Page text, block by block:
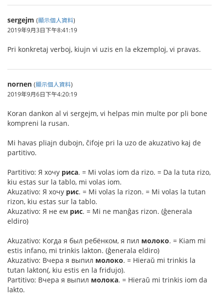
sergejm (顯示個人資料)
2019年9月3日下午8:41:19
Pri konkretaj verboj, kiujn vi uzis en la ekzemploj, vi pravas.
nornen (顯示個人資料)
2019年9月6日下午4:20:19
Koran dankon al vi sergejm, vi helpas min multe por pli bone
kompreni la rusan.
Mi havas pliajn dubojn, ĉifoje pri la uzo de akuzativo kaj de
partitivo.
Partitivo: Я хочу риса. = Mi volas iom da rizo. = Da la tuta rizo,
kiu estas sur la tablo, mi volas iom.
Akuzativo: Я хочу рис. = Mi volas la rizon. = Mi volas la tutan
rizon, kiu estas sur la tablo.
Akuzativo: Я не ем рис. = Mi ne manĝas rizon. (ĝenerala
eldiro)
Akuzativo: Когда я был ребёнком, я пил молоко. = Kiam mi
estis infano, mi trinkis lakton. (ĝenerala eldiro)
Akuzativo: Вчера я выпил молоко. = Hieraŭ mi trinkis la
tutan lakton(, kiu estis en la fridujo).
Partitivo: Вчера я выпил молока. = Hieraŭ mi trinkis iom da
lakto.